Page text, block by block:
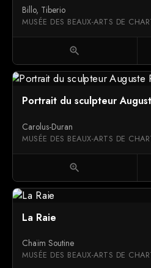
Billo, Tiberio
MUSÉE DES BEAUX-ARTS DE
zoom_in
Portrait du sculpteur
Carolus-Duran
MUSÉE DES BEAUX-ARTS DE
zoom_in
La Raie
Chaïm Soutine
MUSÉE DES BEAUX-ARTS DE